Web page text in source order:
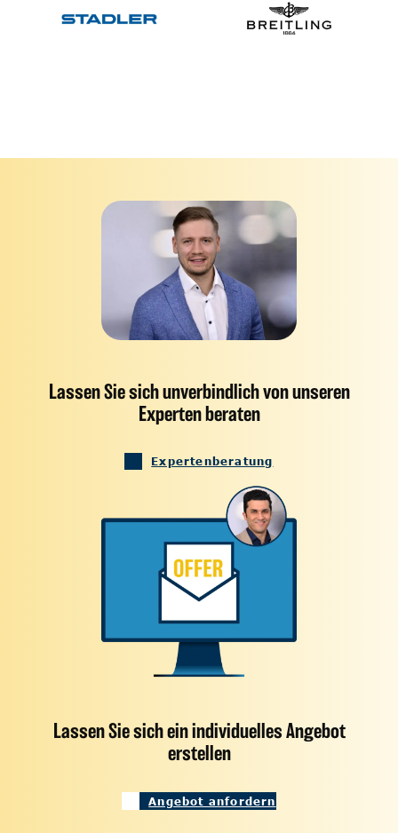
Lassen Sie sich unverbindlich von unseren
Experten beraten
Expertenberatung
Lassen Sie sich ein individuelles Angebot
erstellen
Angebot anfordern